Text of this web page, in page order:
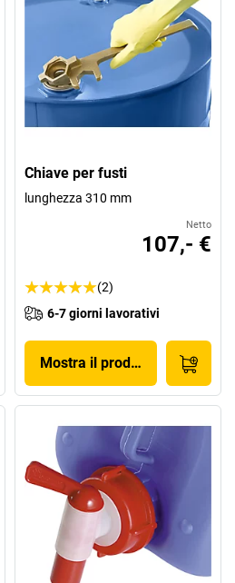
Chiave per fusti
lunghezza 310 mm
Netto
107,- €
(2)
6-7 giorni lavorativi
Mostra il prodotto